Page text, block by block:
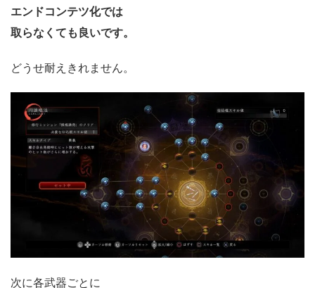
エンドコンテツ化では
取らなくても良いです。
どうせ耐えきれません。
次に各武器ごとに